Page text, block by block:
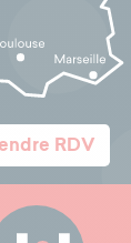
RDV